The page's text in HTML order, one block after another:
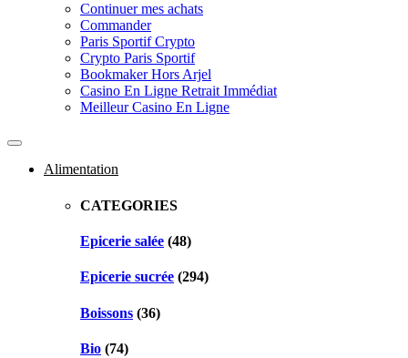
Continuer mes achats
Commander
Paris Sportif Crypto
Crypto Paris Sportif
Bookmaker Hors Arjel
Casino En Ligne Retrait Immédiat
Meilleur Casino En Ligne
Toggle
navigationAlimentation
CATEGORIES
Epicerie salée (48)
Epicerie sucrée (294)
Boissons (36)
Bio (74)